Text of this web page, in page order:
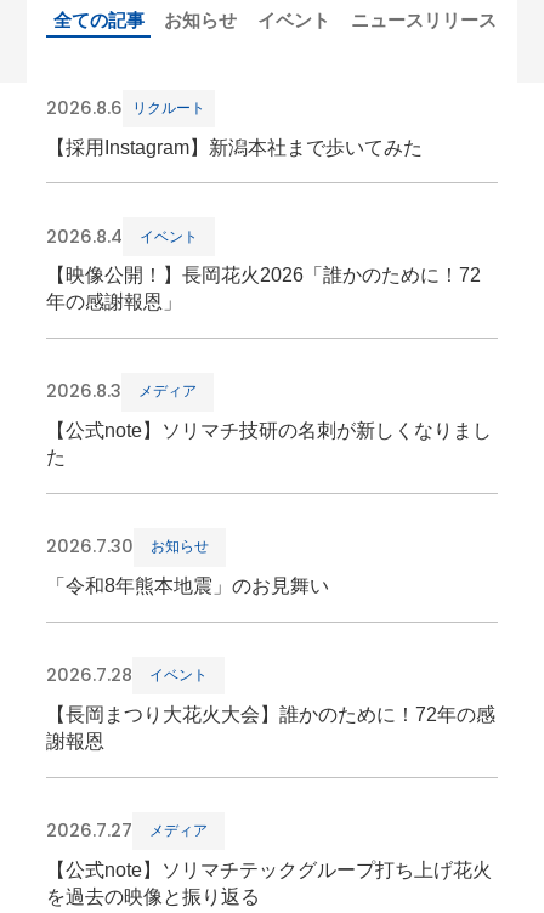
全ての記事 お知らせ イベント ニュースリリース
2026.8.6 リクルート
【採用Instagram】新潟本社まで歩いてみた
2026.8.4 イベント
【映像公開！】長岡花火2026「誰かのために！72
年の感謝報恩」
2026.8.3 メディア
【公式note】ソリマチ技研の名刺が新しくなりまし
た
2026.7.30 お知らせ
「令和8年熊本地震」のお見舞い
2026.7.28 イベント
【長岡まつり大花火大会】誰かのために！72年の感
謝報恩
2026.7.27 メディア
【公式note】ソリマチテックグループ打ち上げ花火
を過去の映像と振り返る